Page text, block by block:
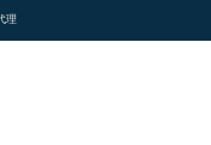
理